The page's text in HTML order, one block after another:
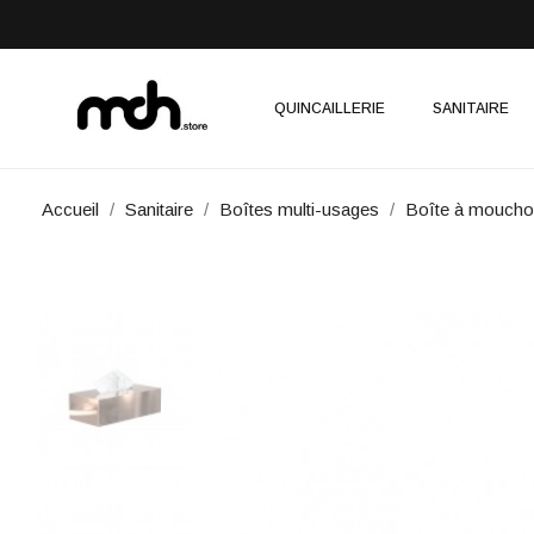
QUINCAILLERIE SANITAIRE
Accueil Sanitaire Boîtes multi-usages Boîte à